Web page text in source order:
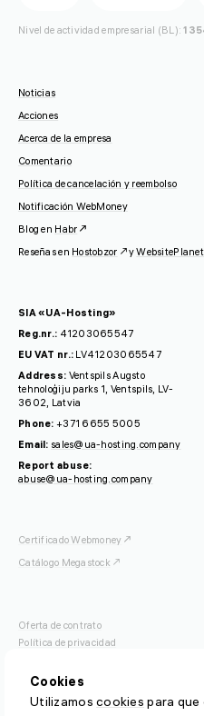
Nivel de actividad empresarial (BL):
Noticias
Acciones
Acerca de la empresa
Comentario
Política de cancelación y reembolso
Notificación WebMoney
Blog en Habr
Reseñas en Hostobzor yWebsitePlanet
SIA «UA-Hosting»
Reg.nr.: 41203065547
EU VAT nr.: LV41203065547
Address: Ventspils Augsto
tehnoloģiju parks 1, Ventspils, LV-
3602, Latvia
Phone: +371 6655 5005
Email: sales@ua-hosting.company
Report abuse:
abuse@ua-hosting.company
Certificado Webmoney
Catálogo Megastock
Oferta de contrato
Política de privacidad
Cookies
Utilizamoscookies para